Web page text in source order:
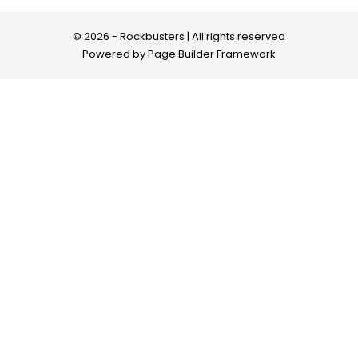
© 2026 - Rockbusters | All rights reserved
Powered byPage Builder Framework